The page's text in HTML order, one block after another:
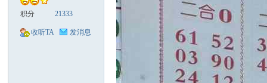
积分 21333
收听TA 发消息